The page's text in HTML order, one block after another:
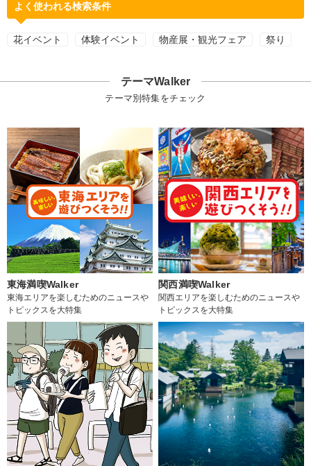
よく使われる検索条件
花イベント 体験イベント 物産展・観光フェア 祭り
テーマWalker
テーマ別特集をチェック
東海満喫Walker
東海エリアを楽しむためのニュースや
トピックスを大特集
関西満喫Walker
関西エリアを楽しむためのニュースや
トピックスを大特集